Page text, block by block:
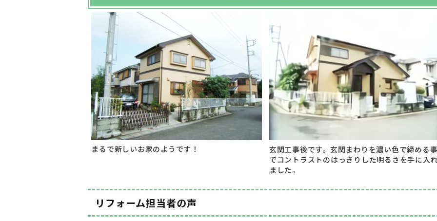
まるで新しいお家のようです！
玄関工事後です。玄関まわりを濃い色で締める
でコントラストのはっきりした明るさを手に入
ました。
リフォーム担当者の声